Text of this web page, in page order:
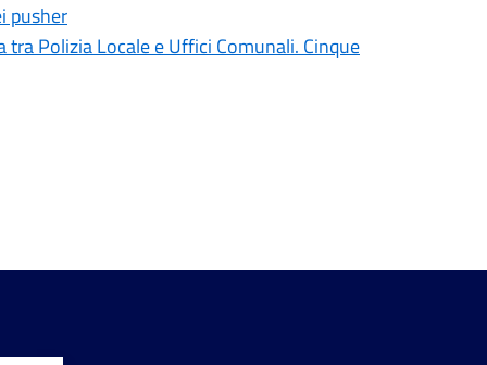
pusher
Polizia Locale e Uffici Comunali. Cinque